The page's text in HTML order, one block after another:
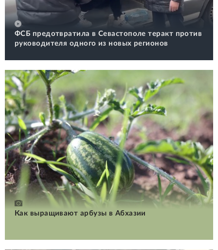
ФСБ предотвратила в Севастополе теракт против
руководителя одного из новых регионов
Как выращивают арбузы в Абхазии